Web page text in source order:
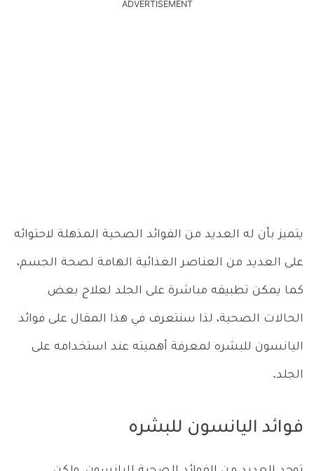
ADVERTISEMENT
يتميز بأن له العديد من الفوائد الصحية المذهلة لاحتوائه
على العديد من العناصر الغذائية الهامة لصحة الجسم،
كما يمكن تطبيقه مباشرة على الجلد لعلاج بعض
الحالات الصحية، لذا سنتعرف في هذا المقال على فوائد
اليانسون للبشره لمعرفة أهميته عند استخدامه على
الجلد.
فوائد اليانسون للبشره